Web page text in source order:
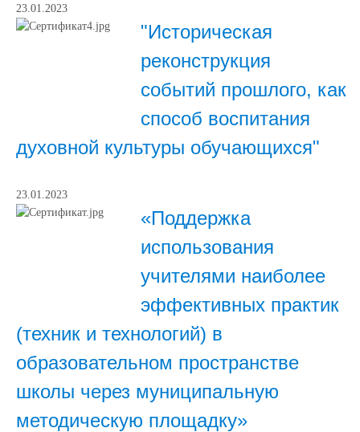
23.01.2023
"Историческая
реконструкция
событий прошлого, как
способ воспитания
духовной культуры обучающихся"
23.01.2023
«Поддержка
использования
учителями наиболее
эффективных практик
(техник и технологий) в
образовательном пространстве
школы через муниципальную
методическую площадку»